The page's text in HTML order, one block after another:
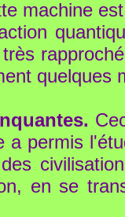
machine
quelques
a permis
en se